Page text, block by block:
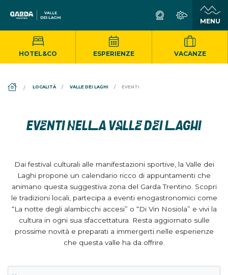
HOTEL&CO ESPERIENZE VACANZE
DS_BREADCRUMB.HOME
LOCALITÀ VALLE DEI LAGHI EVENTI
EVENTI NELLA VALLE DEI LAGHI
Dai festival culturali alle manifestazioni sportive, la Valle dei
Laghi propone un calendario ricco di appuntamenti che
animano questa suggestiva zona del Garda Trentino. Scopri
le tradizioni locali, partecipa a eventi enogastronomici come
“La notte degli alambicchi accesi” o “Di Vin Nosiola” e vivi la
cultura in ogni sua sfaccettatura. Resta aggiornato sulle
prossime novità e preparati a immergerti nelle esperienze
che questa valle ha da offrire.